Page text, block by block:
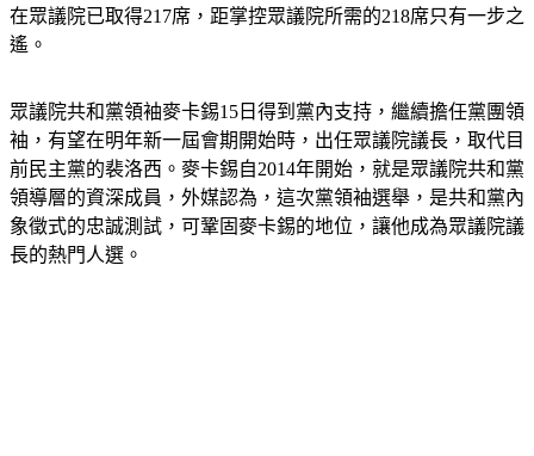
在眾議院已取得217席，距掌控眾議院所需的218席只有一步之
遙。
眾議院共和黨領袖麥卡錫15日得到黨內支持，繼續擔任黨團領
袖，有望在明年新一屆會期開始時，出任眾議院議長，取代目
前民主黨的裴洛西。麥卡錫自2014年開始，就是眾議院共和黨
領導層的資深成員，外媒認為，這次黨領袖選舉，是共和黨內
象徵式的忠誠測試，可鞏固麥卡錫的地位，讓他成為眾議院議
長的熱門人選。